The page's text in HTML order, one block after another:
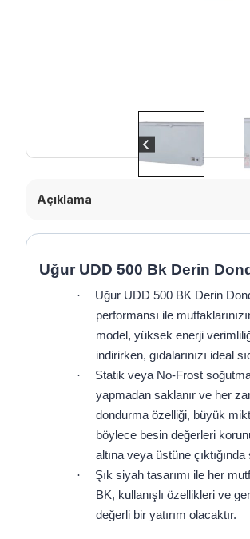
Açıklama
Uğur UDD 500 Bk Derin
·
Uğur UDD 500 BK Derin
performansı ile
model, yüksek enerji
indirirken, gıdalarınızı ideal
·
Statik veya No-Frost
yapmadan saklanır ve her
dondurma özelliği, büyük
böylece besin değerleri
altına veya üstüne
·
Şık siyah tasarımı ile her
BK, kullanışlı özellikleri ve
değerli bir yatırım olacaktır.